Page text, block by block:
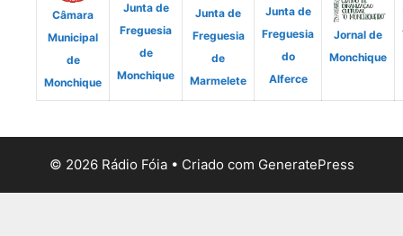
Câmara
Municipal
de
Monchique
Junta de
Freguesia
de
Monchique
Junta de
Freguesia
de
Marmelete
Junta de
Freguesia
do
Alferce
Jornal de
Monchique
© 2026 Rádio Fóia• Criado com GeneratePress